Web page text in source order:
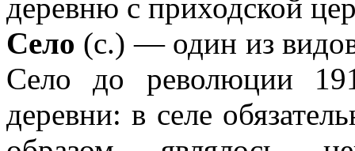
деревню с приходской
Село (с.) — один из
Село до революции
деревни: в селе